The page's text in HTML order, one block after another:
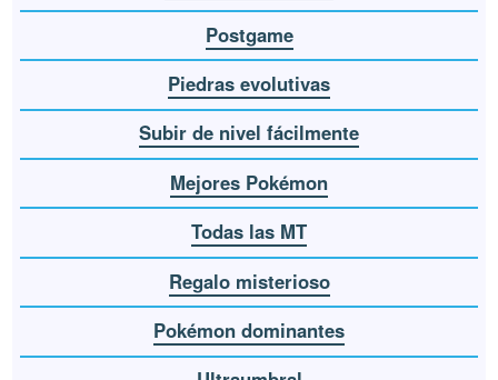
Postgame
Piedras evolutivas
Subir de nivel fácilmente
Mejores Pokémon
Todas las MT
Regalo misterioso
Pokémon dominantes